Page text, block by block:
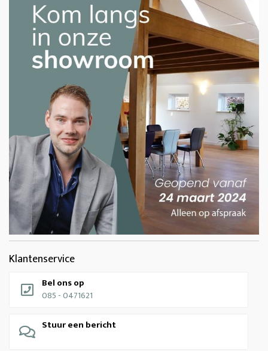
Klantenservice
Bel ons op
085 - 0471621
Stuur een bericht